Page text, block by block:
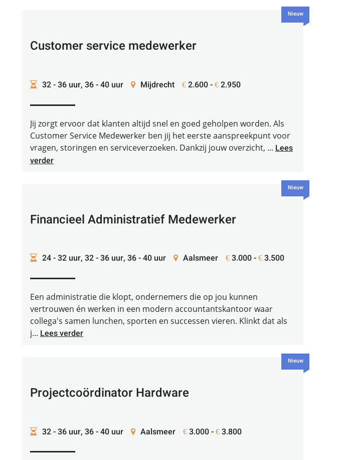
Customer service medewerker
32 - 36 uur, 36 - 40 uur Mijdrecht € 2.600 - € 2.950
Jij zorgt ervoor dat klanten altijd snel en goed geholpen worden. Als
Customer Service Medewerker ben jij het eerste aanspreekpunt voor
vragen, storingen en serviceverzoeken. Dankzij jouw overzicht, ... Lees
verder
Nieuw
Financieel Administratief Medewerker
24 - 32 uur, 32 - 36 uur, 36 - 40 uur Aalsmeer € 3.000 - € 3.500
Een administratie die klopt, ondernemers die op jou kunnen
vertrouwen én werken in een modern accountantskantoor waar
collega's samen lunchen, sporten en successen vieren. Klinkt dat als
j... Lees verder
Nieuw
Projectcoördinator Hardware
32 - 36 uur, 36 - 40 uur Aalsmeer € 3.000 - € 3.800
Nieuw